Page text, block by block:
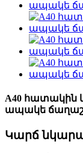
A40 հատակին
ապակե
Կարճ